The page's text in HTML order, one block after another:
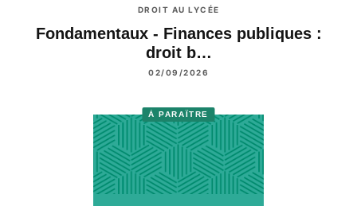
DROIT AU LYCÉE
Fondamentaux - Finances publiques :
droit b…
02/09/2026
À PARAÎTRE